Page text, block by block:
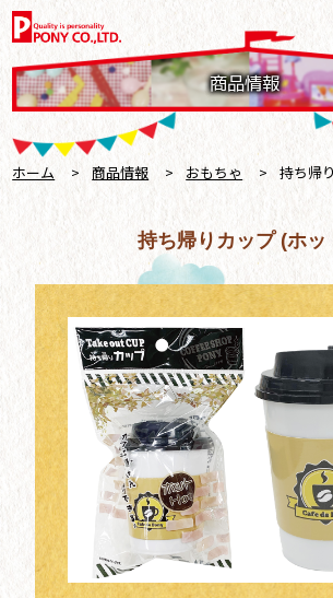
商品情報
ホーム > 商品情報 > おもちゃ > 持ち帰
持ち帰りカップ (ホッ